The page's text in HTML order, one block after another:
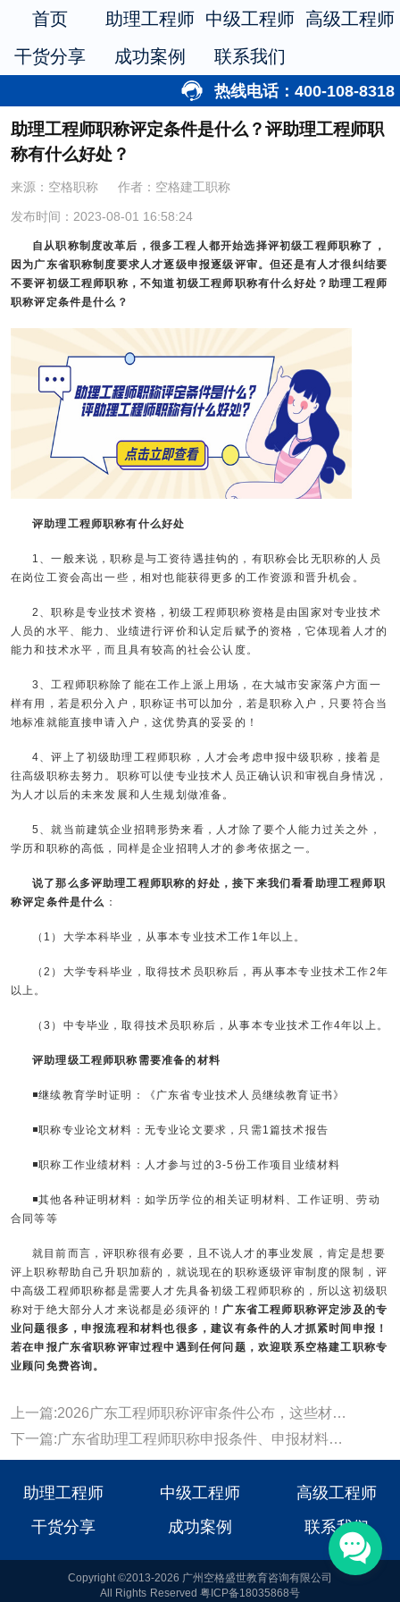
首页 助理工程师 中级工程师 高级工程师
干货分享
成功案例 联系我们
热线电话：400-108-8318
助理工程师职称评定条件是什么？评助理工程师职
称有什么好处？
来源：空格职称 作者：空格建工职称
发布时间：2023-08-01 16:58:24
自从职称制度改革后，很多工程人都开始选择评初级工程师职称了，
因为广东省职称制度要求人才逐级申报逐级评审。但还是有人才很纠结要
不要评初级工程师职称，不知道初级工程师职称有什么好处？助理工程师
职称评定条件是什么？
评助理工程师职称有什么好处
1、一般来说，职称是与工资待遇挂钩的，有职称会比无职称的人员
在岗位工资会高出一些，相对也能获得更多的工作资源和晋升机会。
2、职称是专业技术资格，初级工程师职称资格是由国家对专业技术
人员的水平、能力、业绩进行评价和认定后赋予的资格，它体现着人才的
能力和技术水平，而且具有较高的社会公认度。
3、工程师职称除了能在工作上派上用场，在大城市安家落户方面一
样有用，若是积分入户，职称证书可以加分，若是职称入户，只要符合当
地标准就能直接申请入户，这优势真的妥妥的！
4、评上了初级助理工程师职称，人才会考虑申报中级职称，接着是
往高级职称去努力。职称可以使专业技术人员正确认识和审视自身情况，
为人才以后的未来发展和人生规划做准备。
5、就当前建筑企业招聘形势来看，人才除了要个人能力过关之外，
学历和职称的高低，同样是企业招聘人才的参考依据之一。
说了那么多评助理工程师职称的好处，接下来我们看看助理工程师职
称评定条件是什么 ：
（1）大学本科毕业，从事本专业技术工作1年以上。
（2）大学专科毕业，取得技术员职称后，再从事本专业技术工作2年
以上。
（3）中专毕业，取得技术员职称后，从事本专业技术工作4年以上。
评助理级工程师职称需要准备的材料
◾继续教育学时证明：《广东省专业技术人员继续教育证书》
◾职称专业论文材料：无专业论文要求，只需1篇技术报告
◾职称工作业绩材料：人才参与过的3-5份工作项目业绩材料
◾其他各种证明材料：如学历学位的相关证明材料、工作证明、劳动
合同等等
就目前而言，评职称很有必要，且不说人才的事业发展，肯定是想要
评上职称帮助自己升职加薪的，就说现在的职称逐级评审制度的限制，评
中高级工程师职称都是需要人才先具备初级工程师职称的，所以这初级职
称对于绝大部分人才来说都是必须评的！ 广东省工程师职称评定涉及的专
业问题很多，申报流程和材料也很多，建议有条件的人才抓紧时间申报！
若在申报广东省职称评审过程中遇到任何问题，欢迎联系空格建工职称专
业顾问免费咨询。
上一篇:2026广东工程师职称评审条件公布，这些材料提前准备
下一篇:广东省助理工程师职称申报条件、申报材料都要怎么准备？
助理工程师 中级工程师
高级工程师
干货分享
成功案例 联系我们
Copyright ©2013-2026 广州空格盛世教育咨询有限公司
All Rights Reserved 粤ICP备18035868号